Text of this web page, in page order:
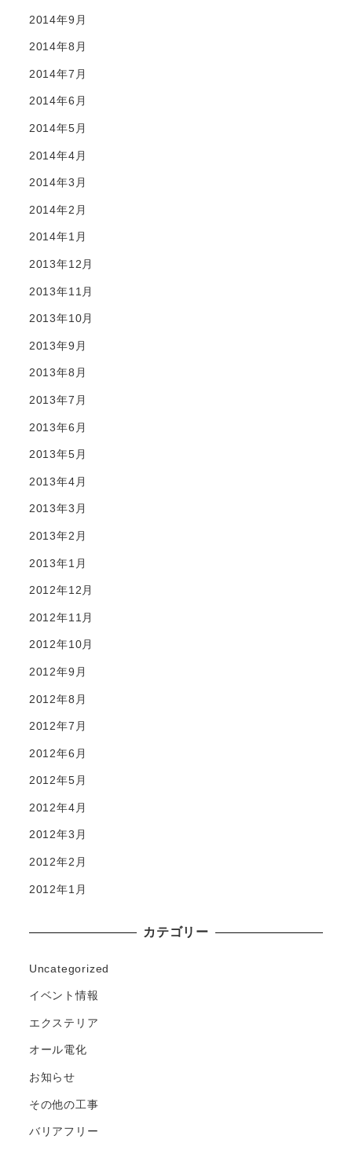
2014年9月
2014年8月
2014年7月
2014年6月
2014年5月
2014年4月
2014年3月
2014年2月
2014年1月
2013年12月
2013年11月
2013年10月
2013年9月
2013年8月
2013年7月
2013年6月
2013年5月
2013年4月
2013年3月
2013年2月
2013年1月
2012年12月
2012年11月
2012年10月
2012年9月
2012年8月
2012年7月
2012年6月
2012年5月
2012年4月
2012年3月
2012年2月
2012年1月
カテゴリー
Uncategorized
イベント情報
エクステリア
オール電化
お知らせ
その他の工事
バリアフリー